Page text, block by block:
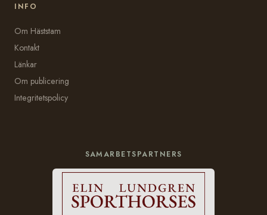
INFO
Om Häststam
Kontakt
Länkar
Om publicering
Integritetspolicy
SAMARBETSPARTNERS